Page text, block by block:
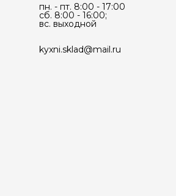
пн. - пт. 8:00 - 17:00
сб. 8:00 - 16:00;
вс. выходной
kyxni.sklad@mail.ru